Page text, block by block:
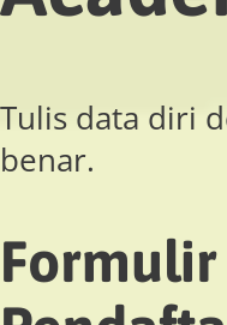
Tulis data diri
benar.
Formulir